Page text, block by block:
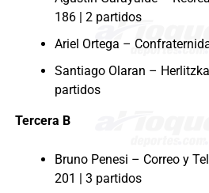
186 | 2 partidos
Ariel Ortega –
Santiago Olaran –
partidos
Tercera B
Bruno Penesi – Correo y
201 | 3 partidos